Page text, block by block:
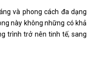
và phong cách đa dạng
này không những có khả
trình trở nên tinh tế, sang